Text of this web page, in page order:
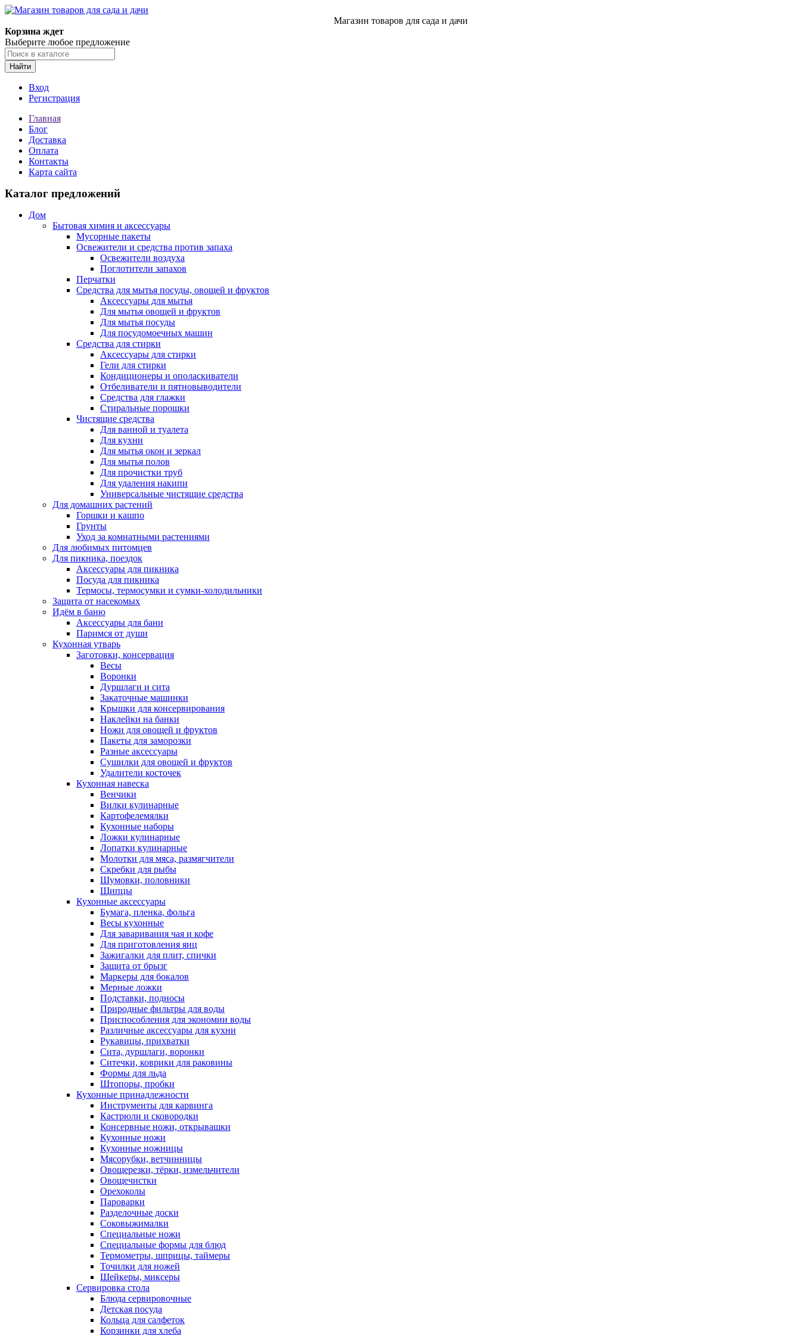
Магазин товаров для сада и дачи
Корзина ждет
Выберите любое предложение
Найти
Вход
Регистрация
Главная
Блог
Доставка
Оплата
Контакты
Карта сайта
Каталог предложений
Дом
Бытовая химия и аксессуары
Мусорные пакеты
Освежители и средства против запаха
Освежители воздуха
Поглотители запахов
Перчатки
Средства для мытья посуды, овощей и фруктов
Аксессуары для мытья
Для мытья овощей и фруктов
Для мытья посуды
Для посудомоечных машин
Средства для стирки
Аксессуары для стирки
Гели для стирки
Кондиционеры и ополаскиватели
Отбеливатели и пятновыводители
Средства для глажки
Стиральные порошки
Чистящие средства
Для ванной и туалета
Для кухни
Для мытья окон и зеркал
Для мытья полов
Для прочистки труб
Для удаления накипи
Универсальные чистящие средства
Для домашних растений
Горшки и кашпо
Грунты
Уход за комнатными растениями
Для любимых питомцев
Для пикника, поездок
Аксессуары для пикника
Посуда для пикника
Термосы, термосумки и сумки-холодильники
Защита от насекомых
Идём в баню
Аксессуары для бани
Паримся от души
Кухонная утварь
Заготовки, консервация
Весы
Воронки
Дуршлаги и сита
Закаточные машинки
Крышки для консервирования
Наклейки на банки
Ножи для овощей и фруктов
Пакеты для заморозки
Разные аксессуары
Сушилки для овощей и фруктов
Удалители косточек
Кухонная навеска
Венчики
Вилки кулинарные
Картофелемялки
Кухонные наборы
Ложки кулинарные
Лопатки кулинарные
Молотки для мяса, размягчители
Скребки для рыбы
Шумовки, половники
Щипцы
Кухонные аксессуары
Бумага, пленка, фольга
Весы кухонные
Для заваривания чая и кофе
Для приготовления яиц
Зажигалки для плит, спички
Защита от брызг
Маркеры для бокалов
Мерные ложки
Подставки, подносы
Природные фильтры для воды
Приспособления для экономии воды
Различные аксессуары для кухни
Рукавицы, прихватки
Сита, дуршлаги, воронки
Ситечки, коврики для раковины
Формы для льда
Штопоры, пробки
Кухонные принадлежности
Инструменты для карвинга
Кастрюли и сковородки
Консервные ножи, открывашки
Кухонные ножи
Кухонные ножницы
Мясорубки, ветчинницы
Овощерезки, тёрки, измельчители
Овощечистки
Орехоколы
Пароварки
Разделочные доски
Соковыжималки
Специальные ножи
Специальные формы для блюд
Термометры, шприцы, таймеры
Точилки для ножей
Шейкеры, миксеры
Сервировка стола
Блюда сервировочные
Детская посуда
Кольца для салфеток
Корзинки для хлеба